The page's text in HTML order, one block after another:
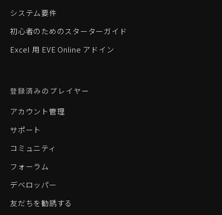
システム要件
初心者のためのスターターガイド
Excel 用 EVE Online アドイン
登録済みのプレイヤー
アカウント管理
サポート
コミュニティ
フォーラム
デベロッパー
友だちを勧誘する